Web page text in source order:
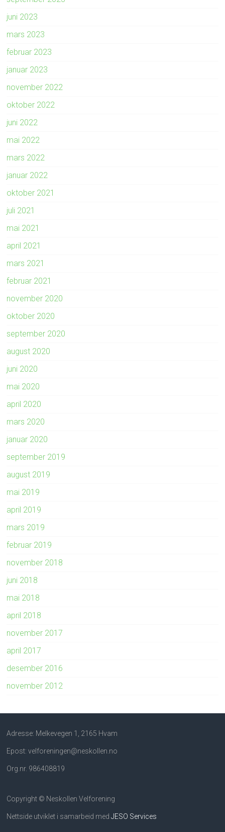
juni 2023
mars 2023
februar 2023
januar 2023
november 2022
oktober 2022
juni 2022
mai 2022
mars 2022
januar 2022
oktober 2021
juli 2021
mai 2021
april 2021
mars 2021
februar 2021
november 2020
oktober 2020
september 2020
august 2020
juni 2020
mai 2020
april 2020
mars 2020
januar 2020
september 2019
august 2019
mai 2019
april 2019
mars 2019
februar 2019
november 2018
juni 2018
mai 2018
april 2018
november 2017
april 2017
desember 2016
november 2012
Adresse: Melkevegen 1, 2165 Hvam
Epost: velforeningen@neskollen.no
Org.nr. 986408819
Copyright © Neskollen Velforening
Nettside utviklet i samarbeid medJESO Services